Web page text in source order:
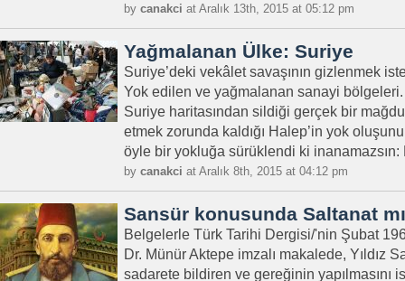
by canakci at Aralık 13th, 2015 at 05:12 pm
Yağmalanan Ülke: Suriye
Suriye’deki vekâlet savaşının gizlenmek
Yok edilen ve yağmalanan sanayi bölgeleri.
Suriye haritasından sildiği gerçek bir
etmek zorunda kaldığı Halep’in yok
öyle bir yokluğa sürüklendi ki inanamazsın:
by canakci at Aralık 8th, 2015 at 04:12 pm
Sansür konusunda Saltanat
Belgelerle Türk Tarihi Dergisi/'nin Şubat
Dr. Münür Aktepe imzalı makalede, Yıldız
sadarete bildiren ve gereğinin yapılmasını